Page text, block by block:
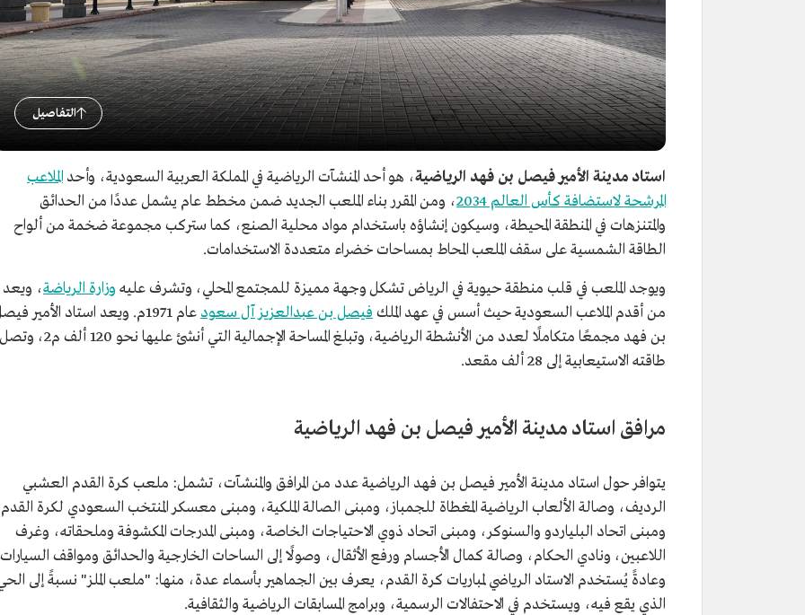
التفاصيل
استاد مدينة الأمير فيصل بن فهد الرياضية، هو أحد المنشآت الرياضية في المملكة العربية السعودية، وأحد الملاعب
المرشحة لاستضافة كأس العالم 2034
، ومن المقرر بناء الملعب الجديد ضمن مخطط عام يشمل عددًا من الحدائق
والمتنزهات في المنطقة المحيطة، وسيكون إنشاؤه باستخدام مواد محلية الصنع، كما ستركب مجموعة ضخمة من ألواح
الطاقة الشمسية على سقف الملعب المحاط بمساحات خضراء متعددة الاستخدامات.
ويوجد الملعب في قلب منطقة حيوية في الرياض تشكل وجهة مميزة للمجتمع المحلي، وتشرف عليه وزارة الرياضة، ويعد
من أقدم الملاعب السعودية حيث أسس في عهد الملك فيصل بن عبدالعزيز آل سعود
عام 1971م. ويعد استاد الأمير
بن فهد مجمعًا متكاملًا لعدد من الأنشطة الرياضية، وتبلغ المساحة الإجمالية التي أنشئ عليها نحو 120 ألف م2، وتصل
طاقته الاستيعابية إلى 28 ألف مقعد.
مرافق استاد مدينة الأمير فيصل بن فهد الرياضية
يتوافر حول استاد مدينة الأمير فيصل بن فهد الرياضية عدد من المرافق والمنشآت، تشمل: ملعب كرة القدم العشبي
الرديف، وصالة الألعاب الرياضية المغطاة للجمباز، ومبنى الصالة الملكية، ومبنى معسكر المنتخب السعودي لكرة
ومبنى اتحاد البلياردو والسنوكر، ومبنى اتحاد ذوي الاحتياجات الخاصة، ومبنى المدرجات المكشوفة وملحقاته، وغرف
اللاعبين، ونادي الحكام، وصالة كمال الأجسام ورفع الأثقال، وصولًا إلى الساحات الخارجية والحدائق ومواقف
وعادةً يُستخدم الاستاد الرياضي لمباريات كرة القدم، يعرف بين الجماهير بأسماء عدة، منها: "ملعب الملز" نسبةً إلى
الذي يقع فيه، ويستخدم في الاحتفالات الرسمية، وبرامج المسابقات الرياضية والثقافية.